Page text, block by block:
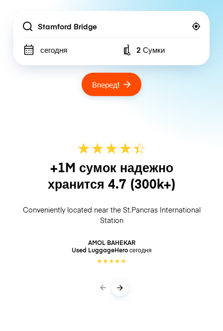
Location
сегодня Number of bags
2 Сумки
Вперед!
★★★★☆
★
+1M сумок надежно
хранится 4.7 (300k+)
Conveniently located near the St.Pancras International
Station
AMOL BAHEKAR
Used LuggageHeroсегодня
★★★★★